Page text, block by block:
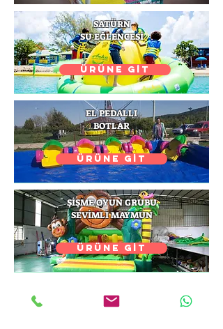
ÜRÜNE GİT
SATÜRN
SU EĞLENCESİ
EL PEDALLI
BOTLAR
ÜRÜNE GİT
ÜRÜNE GİT
ŞİŞME OYUN GRUBU
SEVİMLİ MAYMUN